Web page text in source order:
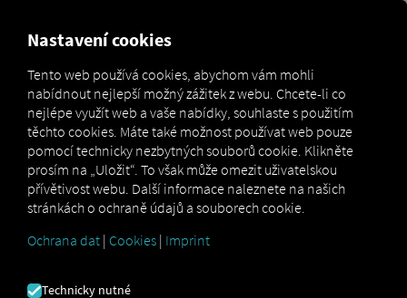
Marketplace
MAN
DigitalServices
MAN
Now
MAN TipMatic
Efficiency
Nastavení cookies
Tento web používá cookies, abychom vám mohli
nabídnout nejlepší možný zážitek z webu. Chcete-li co
nejlépe využít web a vaše nabídky, souhlaste s použitím
těchto cookies. Máte také možnost používat web pouze
pomocí technicky nezbytných souborů cookie. Klikněte
prosím na „Uložit“. To však může omezit uživatelskou
přívětivost webu. Další informace naleznete na našich
stránkách o ochraně údajů a souborech cookie.
Ochrana dat | Cookies | Imprint
Technicky nutné